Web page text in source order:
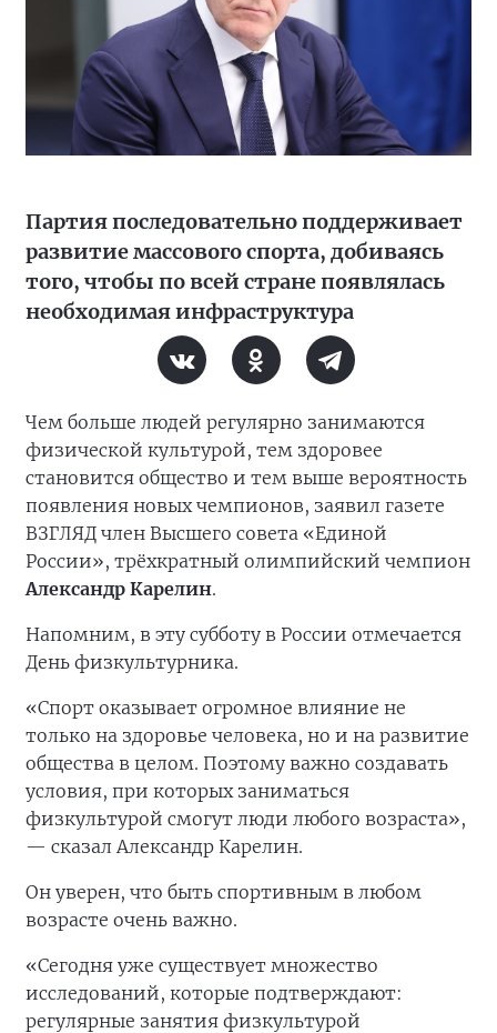
Партия последовательно поддерживает
развитие массового спорта, добиваясь
того, чтобы по всей стране появлялась
необходимая инфраструктура
Чем больше людей регулярно занимаются
физической культурой, тем здоровее
становится общество и тем выше вероятность
появления новых чемпионов, заявил газете
ВЗГЛЯД член Высшего совета «Единой
России», трёхкратный олимпийский чемпион
Александр Карелин.
Напомним, в эту субботу в России отмечается
День физкультурника.
«Спорт оказывает огромное влияние не
только на здоровье человека, но и на развитие
общества в целом. Поэтому важно создавать
условия, при которых заниматься
физкультурой смогут люди любого возраста»,
— сказал Александр Карелин.
Он уверен, что быть спортивным в любом
возрасте очень важно.
«Сегодня уже существует множество
исследований, которые подтверждают:
регулярные занятия физкультурой